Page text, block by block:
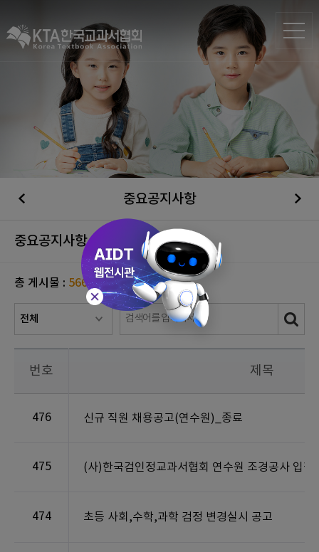
중요공지사항
중요공지사항
총 게시물 : 566
번호 제목
476 신규 직원 채용공고(연수원)_종료
475 (사)한국검인정교과서협회 연수원 조경공사 입찰
474 초등 사회,수학,과학 검정 변경실시 공고